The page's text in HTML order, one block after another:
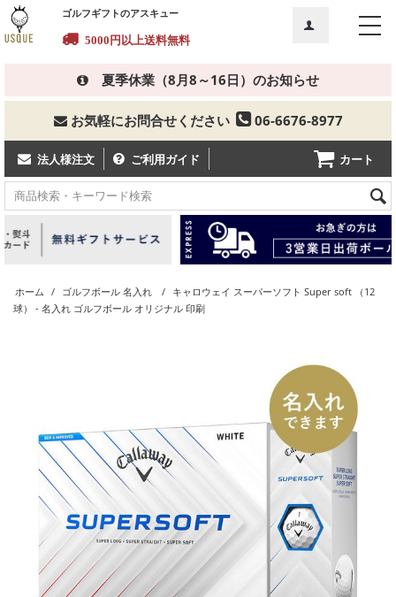
ゴルフギフトのアスキュー
5000円以上送料無料
夏季休業（8月8～16日）のお知らせ
お気軽にお問合せください 06-6676-8977
法人様注文 ご利用ガイド カート
ホーム / ゴルフボール 名入れ / キャロウェイ スーパーソフト Super soft （12
球） - 名入れ ゴルフボール オリジナル 印刷